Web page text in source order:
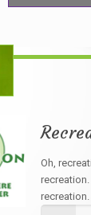
Oh,
recreation.